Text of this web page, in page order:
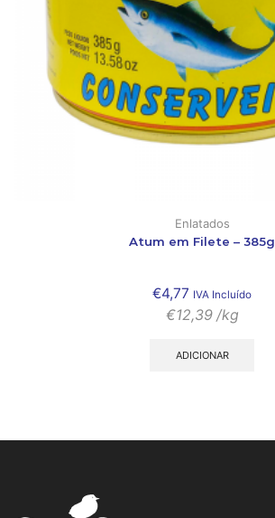
Enlatados
Atum em Filete – 385g
€4,77 IVA Incluído
€12,39 /kg
ADICIONAR